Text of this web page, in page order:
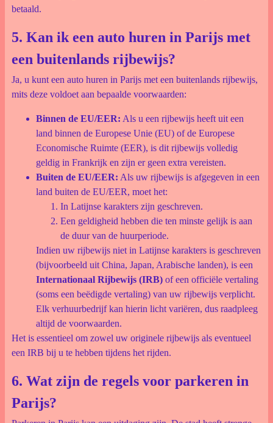
betaald.
5. Kan ik een auto huren in Parijs met
een buitenlands rijbewijs?
Ja, u kunt een auto huren in Parijs met een buitenlands rijbewijs,
mits deze voldoet aan bepaalde voorwaarden:
Binnen de EU/EER: Als u een rijbewijs heeft uit een
land binnen de Europese Unie (EU) of de Europese
Economische Ruimte (EER), is dit rijbewijs volledig
geldig in Frankrijk en zijn er geen extra vereisten.
Buiten de EU/EER: Als uw rijbewijs is afgegeven in een
land buiten de EU/EER, moet het:
In Latijnse karakters zijn geschreven.
Een geldigheid hebben die ten minste gelijk is aan
de duur van de huurperiode.
Indien uw rijbewijs niet in Latijnse karakters is geschreven
(bijvoorbeeld uit China, Japan, Arabische landen), is een
Internationaal Rijbewijs (IRB)of een officiële vertaling
(soms een beëdigde vertaling) van uw rijbewijs verplicht.
Elk verhuurbedrijf kan hierin licht variëren, dus raadpleeg
altijd de voorwaarden.
Het is essentieel om zowel uw originele rijbewijs als eventueel
een IRB bij u te hebben tijdens het rijden.
6. Wat zijn de regels voor parkeren in
Parijs?